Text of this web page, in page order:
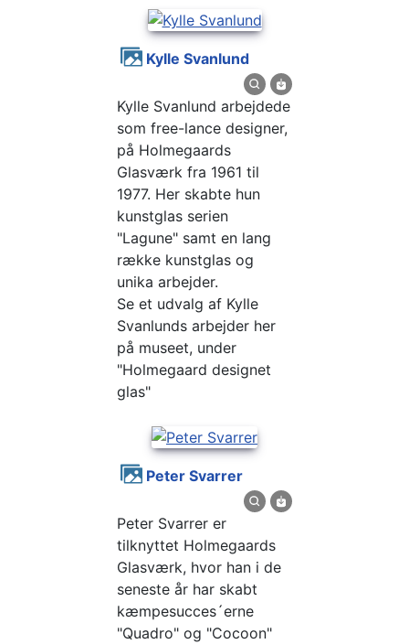
Kylle Svanlund
Kylle Svanlund arbejdede
som free-lance designer,
på Holmegaards
Glasværk fra 1961 til
1977. Her skabte hun
kunstglas serien
"Lagune" samt en lang
række kunstglas og
unika arbejder.
Se et udvalg af Kylle
Svanlunds arbejder her
på museet, under
"Holmegaard designet
glas"
Peter Svarrer
Peter Svarrer er
tilknyttet Holmegaards
Glasværk, hvor han i de
seneste år har skabt
kæmpesucces´erne
"Quadro" og "Cocoon"